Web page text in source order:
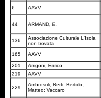
6 AAVV
44 ARMAND, E.
136
Associazione Culturale L'Isola
non trovata
165 AAVV
201 Arrigoni, Enrico
219
AAVV
229
Ambrosoli; Berti; Bertolo;
Matteo; Vaccaro